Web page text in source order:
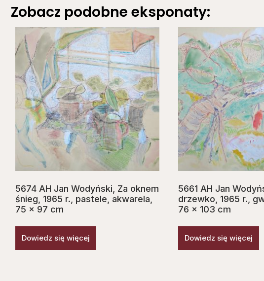
Zobacz podobne eksponaty:
5674 AH Jan Wodyński, Za oknem
śnieg, 1965 r., pastele, akwarela,
75 x 97 cm
Dowiedz się więcej
5661 AH Jan
drzewko, 1965 r.,
76 x 103 cm
Dowiedz się więcej